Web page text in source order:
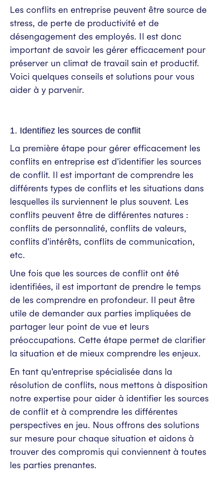
Les conflits en entreprise peuvent être source de
stress, de perte de productivité et de
désengagement des employés. Il est donc
important de savoir les gérer efficacement pour
préserver un climat de travail sain et productif.
Voici quelques conseils et solutions pour vous
aider à y parvenir.
1. Identifiez les sources de conflit
La première étape pour gérer efficacement les
conflits en entreprise est d'identifier les sources
de conflit. Il est important de comprendre les
différents types de conflits et les situations dans
lesquelles ils surviennent le plus souvent. Les
conflits peuvent être de différentes natures :
conflits de personnalité, conflits de valeurs,
conflits d'intérêts, conflits de communication,
etc.
Une fois que les sources de conflit ont été
identifiées, il est important de prendre le temps
de les comprendre en profondeur. Il peut être
utile de demander aux parties impliquées de
partager leur point de vue et leurs
préoccupations. Cette étape permet de clarifier
la situation et de mieux comprendre les enjeux.
En tant qu'entreprise spécialisée dans la
résolution de conflits, nous mettons à disposition
notre expertise pour aider à identifier les sources
de conflit et à comprendre les différentes
perspectives en jeu. Nous offrons des solutions
sur mesure pour chaque situation et aidons à
trouver des compromis qui conviennent à toutes
les parties prenantes.